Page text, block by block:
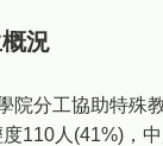
況
院分工協助特殊
110人(41%)，